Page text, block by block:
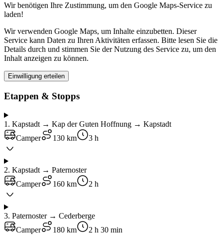
Wir benötigen Ihre Zustimmung, um den Google Maps-Service zu
laden!
Wir verwenden Google Maps, um Inhalte einzubetten. Dieser
Service kann Daten zu Ihren Aktivitäten erfassen. Bitte lesen Sie die
Details durch und stimmen Sie der Nutzung des Service zu, um den
Inhalt anzeigen zu können.
Einwilligung erteilen
Etappen & Stopps
1 . Kapstadt → Kap der Guten Hoffnung → Kapstadt
Camper
130 km 3 h
2. Kapstadt → Paternoster
Camper
160 km 2 h
3. Paternoster → Cederberge
Camper
180 km 2 h 30 min